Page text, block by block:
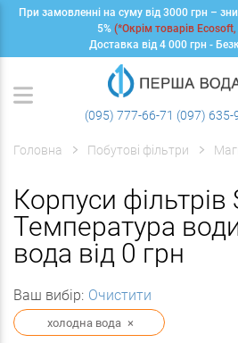
При замовленні на суму від 3000 грн –
5% (*Окрім товарів
Доставка від 4 000 грн -
(095) 777-66-71 (097) 635-
Головна Побутові фільтри
Корпуси фільтрів
Температура
вода від 0 грн
Ваш вибір: Очистити
холодна вода ×